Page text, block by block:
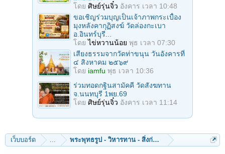
โดย ศิษย์รุ่นจิ๋ว อังคาร เวลา 10:48
ขอเชิญร่วมบุญเป็นเจ้าภาพกระเบื้อง
มุงหลังคากุฏิสงฆ์ วัดล่องกะเบา
อ.อินทร์บุรี...
โดยไข่หวานน้อย พุธ เวลา 07:30
เสียงธรรมจากวัดท่าขนุน วันอังคารที่
๔ สิงหาคม ๒๕๖๙
โดย iamfu พุธ เวลา 10:36
ร่วมทอดกฐินสามัคคี วัดสังฆทาน
จ.นนทบุรี 1พย.69
โดย ศิษย์รุ่นจิ๋ว อังคาร เวลา 11:14
เว็บบอร์ด ... พระพุทธรูป - วิหารทาน - สิ่งก่อสร้าง